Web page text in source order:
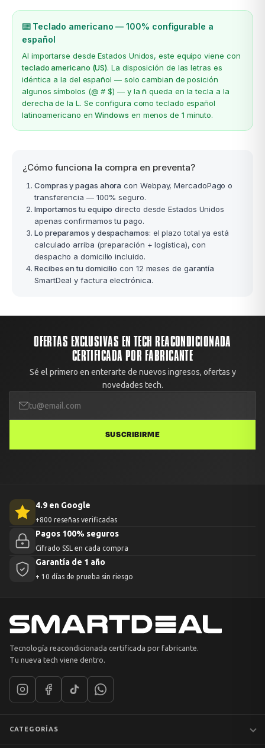
⌨️ Teclado americano — 100% configurable a
español
Al importarse desde Estados Unidos, este equipo viene con
teclado americano (US). La disposición de las letras es
idéntica a la del español — solo cambian de posición
algunos símbolos (@ # $) — y lañ queda en la tecla a la
derecha de la L. Se configura como teclado español
latinoamericano enWindows en menos de 1 minuto.
¿Cómo funciona la compra en preventa?
Compras y pagas ahora con Webpay, MercadoPago o
transferencia — 100% seguro.
Importamos tu equipo directo desde Estados Unidos
apenas confirmamos tu pago.
Lo preparamos y despachamos: el plazo total ya está
calculado arriba (preparación + logística), con
despacho a domicilio incluido.
Recibes en tu domicilio con 12 meses de garantía
SmartDeal y factura electrónica.
OFERTAS EXCLUSIVAS EN TECH REACONDICIONADA
CERTIFICADA POR FABRICANTE
Sé el primero en enterarte de nuevos ingresos, ofertas y
novedades tech.
SUSCRIBIRME
4.9 en Google
+800 reseñas verificadas
Pagos 100% seguros
Cifrado SSL en cada compra
Garantía de 1 año
+ 10 días de prueba sin riesgo
Tecnología reacondicionada certificada por fabricante.
Tu nueva tech viene dentro.
CATEGORÍAS